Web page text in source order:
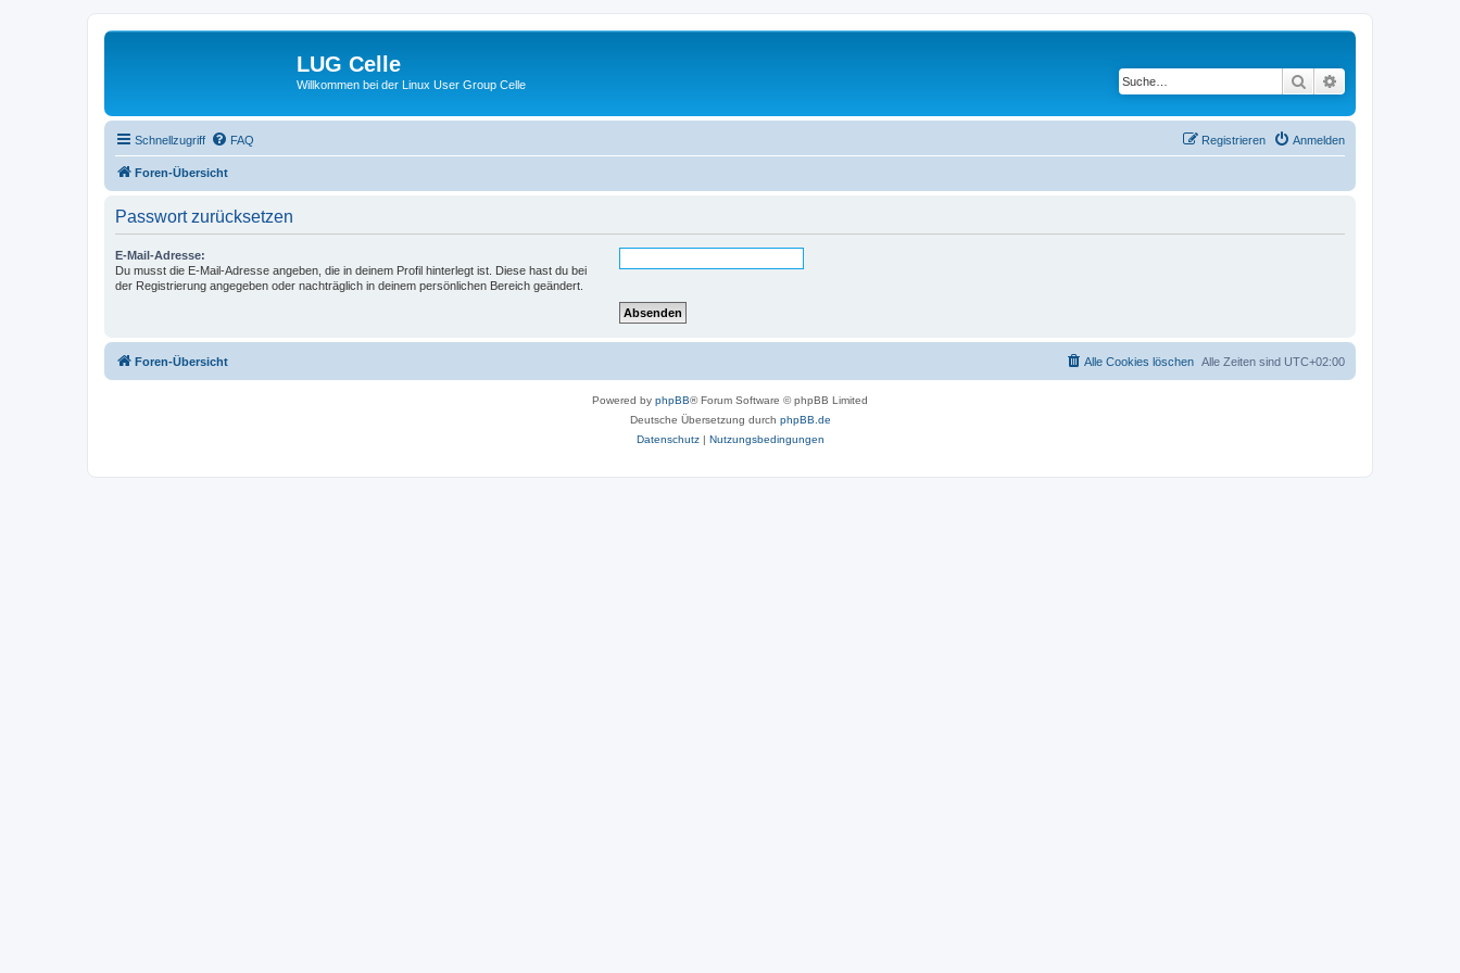
LUG Celle
Willkommen bei der Linux User Group Celle Suche
Schnellzugriff FAQ Anmelden
Registrieren
Foren-Übersicht
Passwort zurücksetzen
E-Mail-Adresse:
Du musst die E-Mail-Adresse angeben, die in deinem Profil hinterlegt ist. Diese hast du bei
der Registrierung angegeben oder nachträglich in deinem persönlichen Bereich geändert.
Foren-Übersicht Alle Zeiten sind UTC+02:00
Alle Cookies löschen
Powered by phpBB® Forum Software © phpBB Limited
Deutsche Übersetzung durch phpBB.de
Datenschutz| Nutzungsbedingungen